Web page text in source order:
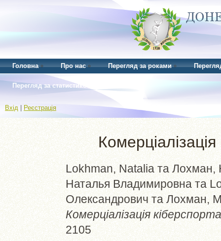
Головна Про нас Перегляд за роками
Перегляд за статистикою
Вхід Реєстрація
Lokhman, Natalіa та Лохман,
Наталья Владимировна та
Олександрович та Лохман,
Комерціалізація
2105